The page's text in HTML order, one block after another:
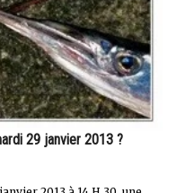
29 janvier 2013 ?